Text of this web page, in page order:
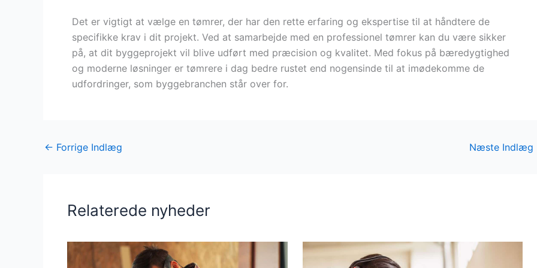
Det er vigtigt at vælge en tømrer, der har den rette erfaring og ekspertise til at håndtere de
specifikke krav i dit projekt. Ved at samarbejde med en professionel tømrer kan du være sikker
på, at dit byggeprojekt vil blive udført med præcision og kvalitet. Med fokus på bæredygtighed
og moderne løsninger er tømrere i dag bedre rustet end nogensinde til at imødekomme de
udfordringer, som byggebranchen står over for.
← Forrige Indlæg Næste Indlæg
Relaterede nyheder